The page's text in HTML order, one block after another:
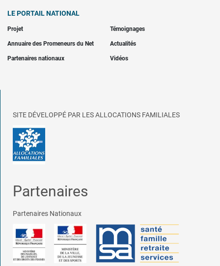
LE PORTAIL NATIONAL
Projet Témoignages
Annuaire des Promeneurs du Net Actualités
Partenaires nationaux Vidéos
SITE DÉVELOPPÉ PAR LES ALLOCATIONS FAMILIALES
Partenaires
Partenaires Nationaux